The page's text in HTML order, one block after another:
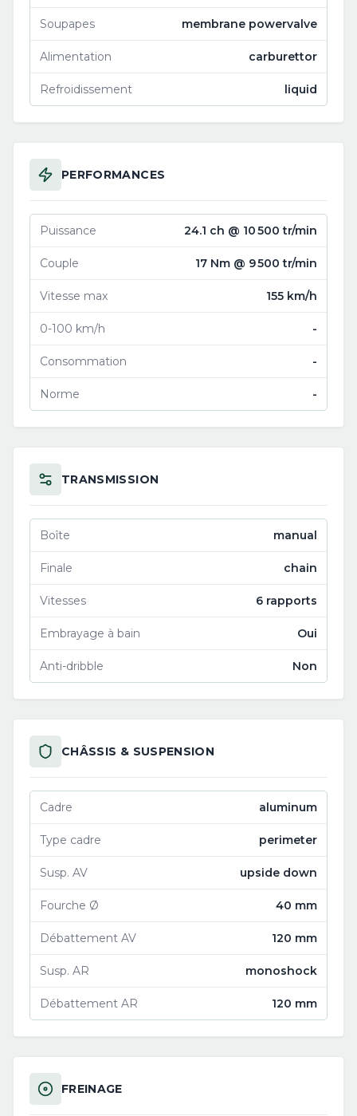
Soupapes membrane powervalve
Alimentation carburettor
Refroidissement liquid
PERFORMANCES
Puissance 24.1 ch @ 10 500 tr/min
Couple 17 Nm @ 9 500 tr/min
Vitesse max 155 km/h
0-100 km/h -
Consommation -
Norme -
TRANSMISSION
Boîte manual
Finale chain
Vitesses 6 rapports
Embrayage à bain Oui
Anti-dribble Non
CHÂSSIS & SUSPENSION
Cadre aluminum
Type cadre perimeter
Susp. AV upside down
Fourche Ø 40 mm
Débattement AV 120 mm
Susp. AR monoshock
Débattement AR 120 mm
FREINAGE